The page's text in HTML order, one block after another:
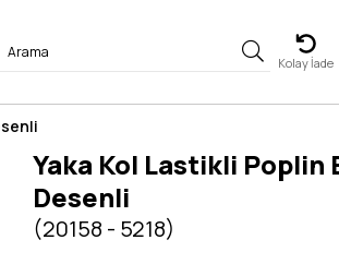
Kolay İade
Yaka Kol Lastikli Poplin
Desenli
(20158 - 5218)